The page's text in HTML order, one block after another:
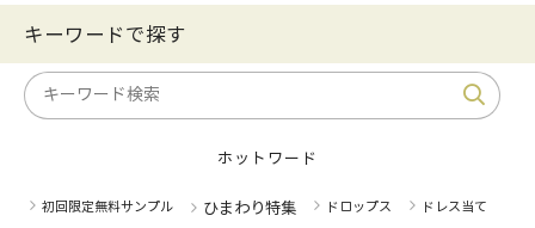
キーワードで探す
ホットワード
初回限定無料サンプル ひまわり特集 ドロップス ドレス当て